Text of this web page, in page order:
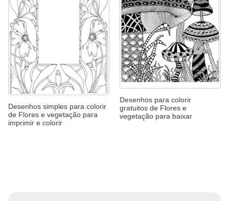
Desenhos simples para colorir
de Flores e vegetação para
imprimir e colorir
Desenhos para colorir
gratuitos de Flores e
vegetação para baixar